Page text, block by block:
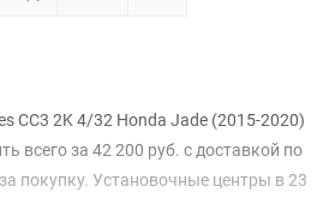
CC3 2K 4/32 Honda Jade (2015-2020)
всего за 42 200 руб. с доставкой по
покупку. Установочные центры в 23